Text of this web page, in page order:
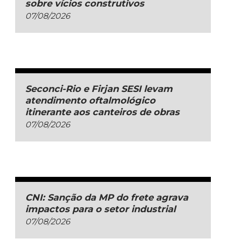
sobre vícios construtivos
07/08/2026
Seconci-Rio e Firjan SESI levam
atendimento oftalmológico
itinerante aos canteiros de obras
07/08/2026
CNI: Sanção da MP do frete agrava
impactos para o setor industrial
07/08/2026